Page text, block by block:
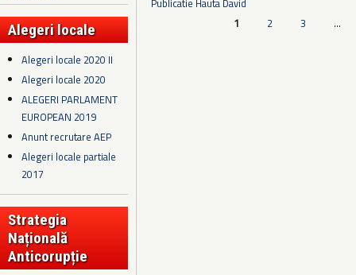
Alegeri locale
Alegeri locale 2020 II
Alegeri locale 2020
ALEGERI PARLAMENT
EUROPEAN 2019
Anunt recrutare AEP
Alegeri locale partiale
2017
Strategia
Națională
Anticorupție
1 2 3 …